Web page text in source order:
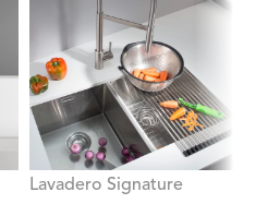
Lavadero Signature